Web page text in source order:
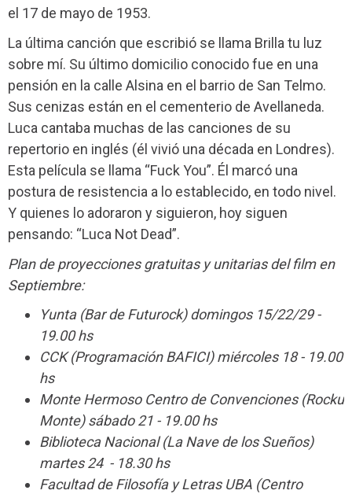
el 17 de mayo de 1953.
La última canción que escribió se llama Brilla tu luz
sobre mí. Su último domicilio conocido fue en una
pensión en la calle Alsina en el barrio de San Telmo.
Sus cenizas están en el cementerio de Avellaneda.
Luca cantaba muchas de las canciones de su
repertorio en inglés (él vivió una década en Londres).
Esta película se llama “Fuck You”. Él marcó una
postura de resistencia a lo establecido, en todo nivel.
Y quienes lo adoraron y siguieron, hoy siguen
pensando: “Luca Not Dead”.
Plan de proyecciones gratuitas y unitarias del film en
Septiembre:
Yunta (Bar de Futurock) domingos 15/22/29 -
19.00 hs
CCK (Programación BAFICI) miércoles 18 - 19.00
hs
Monte Hermoso Centro de Convenciones (Rocku
Monte) sábado 21 - 19.00 hs
Biblioteca Nacional (La Nave de los Sueños)
martes 24 - 18.30 hs
Facultad de Filosofía y Letras UBA (Centro